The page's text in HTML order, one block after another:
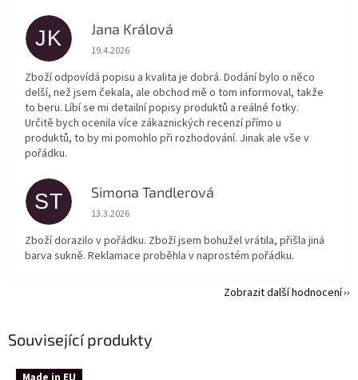
Související produkty
JK Jana Králová
Hodnocení obchodu je 5 z 5 hvězdiček.
19.4.2026
Zboží odpovídá popisu a kvalita je dobrá. Dodání bylo o něco
delší, než jsem čekala, ale obchod mě o tom informoval, takže
to beru. Líbí se mi detailní popisy produktů a reálné fotky.
Určitě bych ocenila více zákaznických recenzí přímo u
produktů, to by mi pomohlo při rozhodování. Jinak ale vše v
pořádku.
ST Simona Tandlerová
Hodnocení obchodu je 5 z 5 hvězdiček.
13.3.2026
Zboží dorazilo v pořádku. Zboží jsem bohužel vrátila, přišla jiná
barva sukně. Reklamace proběhla v naprostém pořádku.
Zobrazit další hodnocení